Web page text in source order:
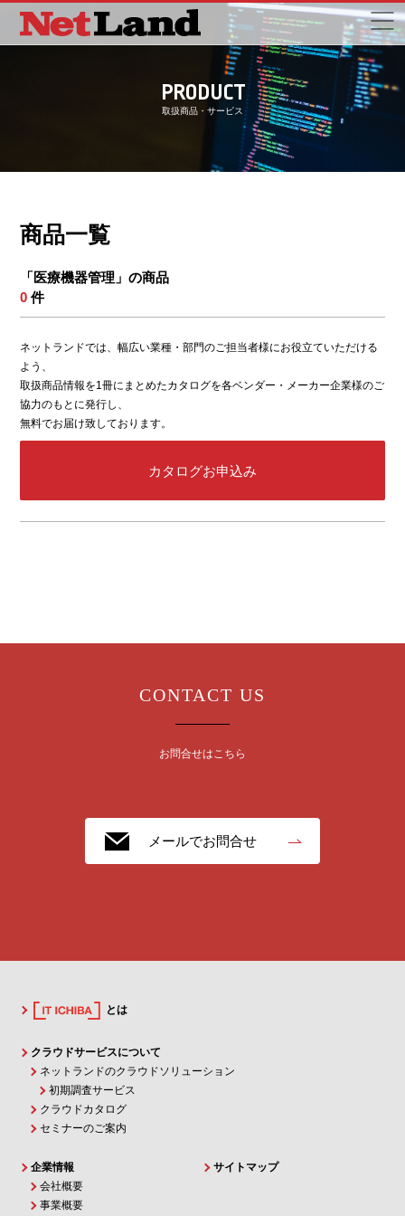
PRODUCT
取扱商品・サービス
商品一覧
「医療機器管理」の商品
0 件
ネットランドでは、幅広い業種・部門のご担当者様にお役立ていただける
よう、
取扱商品情報を1冊にまとめたカタログを各ベンダー・メーカー企業様のご
協力のもとに発行し、
無料でお届け致しております。
カタログお申込み
CONTACT US
お問合せはこちら
メールでお問合せ
とは
クラウドサービスについて
ネットランドのクラウドソリューション
初期調査サービス
クラウドカタログ
セミナーのご案内
企業情報
会社概要
事業概要
サイトマップ